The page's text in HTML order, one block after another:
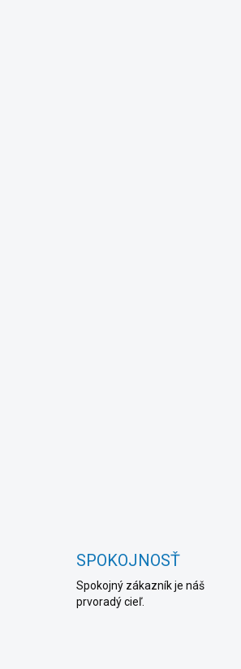
SPOKOJNOSŤ
Spokojný zákazník je náš
prvoradý cieľ.